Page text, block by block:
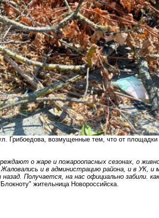
Грибоедова, возмущенные тем, что от
о жаре и пожароопасных сезонах, о
и в администрацию района, и в УК, и
Получается, на нас официально забили.
жительница Новороссийска.